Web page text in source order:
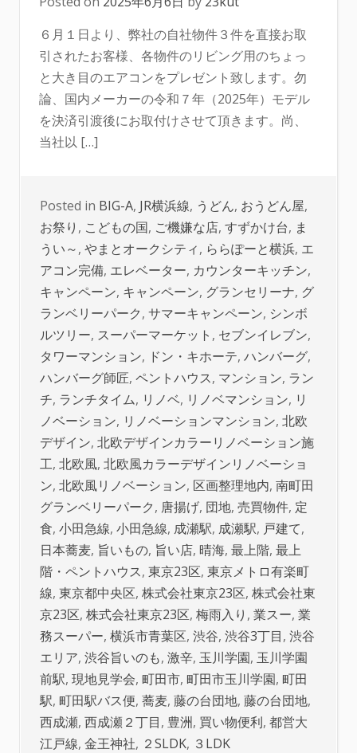
６月１日より、弊社の自社物件３件を直接お取
引されたお客様、各物件のリビング用のちょっ
と大き目のエアコンをプレゼント致します。勿
論、国内メーカーの令和７年（2025年）モデル
を決済引渡後にお取付けさせて頂きます。尚、
当社以 […]
Posted in BIG-A, JR横浜線, うどん, おうどん屋,
お祭り , こどもの国, ご機嫌な店, すずかけ台, ま
うい～, やまとオークシティ, ららぽーと横浜, エ
アコン完備, エレベーター, カウンターキッチン,
キャンペーン, キャンペーン, グランセリーナ, グ
ランベリーパーク, サマーキャンペーン, シンボ
ルツリー, スーパーマーケット , セブンイレブン,
タワーマンション, ドン・キホーテ, ハンバーグ,
ハンバーグ師匠, ペントハウス, マンション, ラン
チ, ランチタイム, リノベ, リノベマンション, リ
ノベーション, リノベーションマンション, 北欧
デザイン, 北欧デザインカラーリノベーション施
工, 北欧風, 北欧風カラーデザインリノベーショ
ン, 北欧風リノベーション, 区画整理地内, 南町田
グランベリーパーク, 唐揚げ, 団地, 売買物件, 定
食, 小田急線, 小田急線, 成瀬駅, 成瀬駅, 戸建て,
日本蕎麦, 旨いもの, 旨い店, 晴海, 最上階, 最上
階・ペントハウス, 東京23区, 東京メトロ有楽町
線, 東京都中央区, 株式会社東京23区, 株式会社東
京23区, 株式会社東京23区, 梅雨入り , 業スー, 業
務スーパー, 横浜市青葉区, 渋谷, 渋谷3丁目, 渋谷
エリア, 渋谷旨いのも, 激辛, 玉川学園, 玉川学園
前駅, 現地見学会, 町田市, 町田市玉川学園, 町田
駅, 町田駅バス便, 蕎麦, 藤の台団地, 藤の台団地,
西成瀬, 西成瀬２丁目, 豊洲, 買い物便利, 都営大
江戸線, 金王神社, ２SLDK, ３LDK